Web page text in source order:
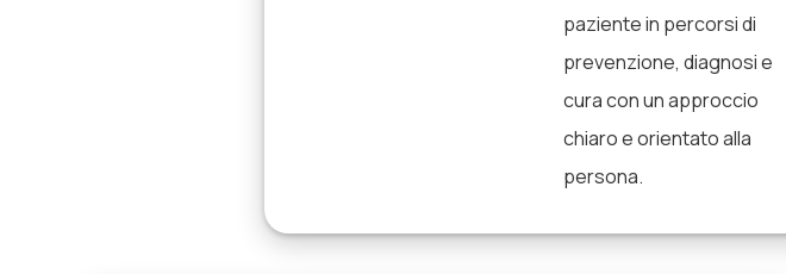
paziente in percorsi di
prevenzione, diagnosi e
cura con un approccio
chiaro e orientato alla
persona.